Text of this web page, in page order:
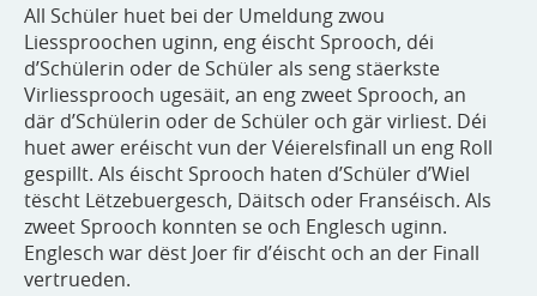
All Schüler huet bei der Umeldung zwou
Liessproochen uginn, eng éischt Sprooch, déi
d’Schülerin oder de Schüler als seng stäerkste
Virliessprooch ugesäit, an eng zweet Sprooch, an
där d’Schülerin oder de Schüler och gär virliest. Déi
huet awer eréischt vun der Véierelsfinall un eng Roll
gespillt. Als éischt Sprooch haten d’Schüler d’Wiel
tëscht Lëtzebuergesch, Däitsch oder Franséisch. Als
zweet Sprooch konnten se och Englesch uginn.
Englesch war dëst Joer fir d’éischt och an der Finall
vertrueden.